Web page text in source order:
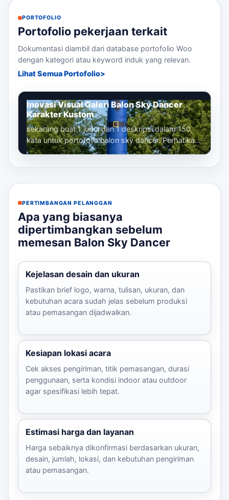
PORTOFOLIO
Portofolio pekerjaan terkait
Dokumentasi diambil dari database portofolio Woo
dengan kategori atau keyword induk yang relevan.
Lihat Semua Portofolio
Inovasi Visual Galeri Balon Sky Dancer
Karakter Kustom
sekarang buat 1 judul dan 1 deskripsi dalam 150
kata untuk portofolio balon sky dancer. Perhatikan
bahwa kita sudah membuat banyak...
PERTIMBANGAN PELANGGAN
Apa yang biasanya
dipertimbangkan sebelum
memesan Balon Sky Dancer
Kejelasan desain dan ukuran
Pastikan brief logo, warna, tulisan, ukuran, dan
kebutuhan acara sudah jelas sebelum produksi
atau pemasangan dijadwalkan.
Kesiapan lokasi acara
Cek akses pengiriman, titik pemasangan, durasi
penggunaan, serta kondisi indoor atau outdoor
agar spesifikasi lebih tepat.
Estimasi harga dan layanan
Harga sebaiknya dikonfirmasi berdasarkan ukuran,
desain, jumlah, lokasi, dan kebutuhan pengiriman
atau pemasangan.